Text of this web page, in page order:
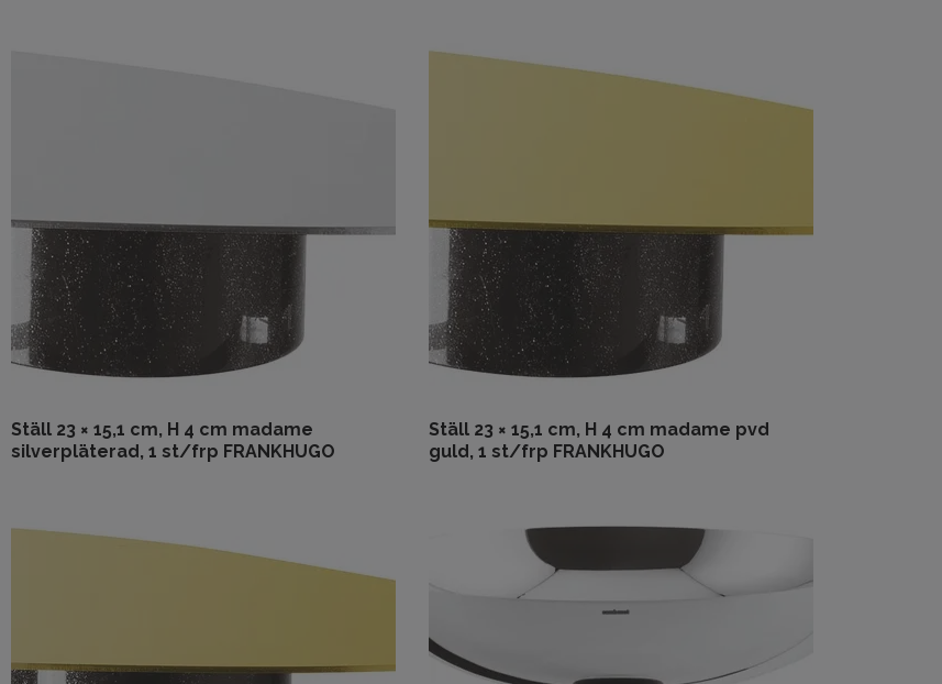
Ställ 23 × 15,1 cm, H 4 cm madame
silverpläterad, 1 st/frp FRANKHUGO
Ställ 23 × 15,1 cm, H 4 cm madame pvd
guld, 1 st/frp FRANKHUGO